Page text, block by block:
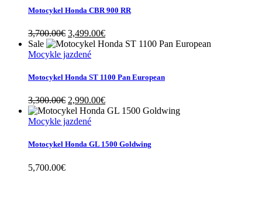
Motocykel Honda CBR 900 RR
3,700.00€ Original
price
was:
3,499.00€Current
price
Sale
Mocykle jazdené
Motocykel Honda ST 1100 Pan European
3,300.00€ Original
price
was:
2,990.00€Current
price
Mocykle jazdené
Motocykel Honda GL 1500 Goldwing
5,700.00€